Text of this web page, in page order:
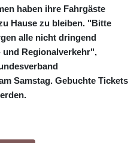
haben ihre Fahrgäste
Hause zu bleiben. "Bitte
alle nicht dringend
und Regionalverkehr",
Samstag. Gebuchte Tickets